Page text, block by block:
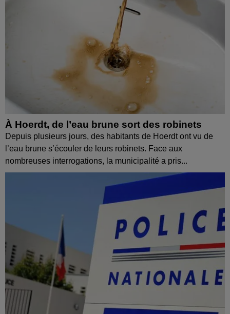
À Hoerdt, de l’eau brune sort des robinets
Depuis plusieurs jours, des habitants de Hoerdt ont vu de
l’eau brune s’écouler de leurs robinets. Face aux
nombreuses interrogations, la municipalité a pris...